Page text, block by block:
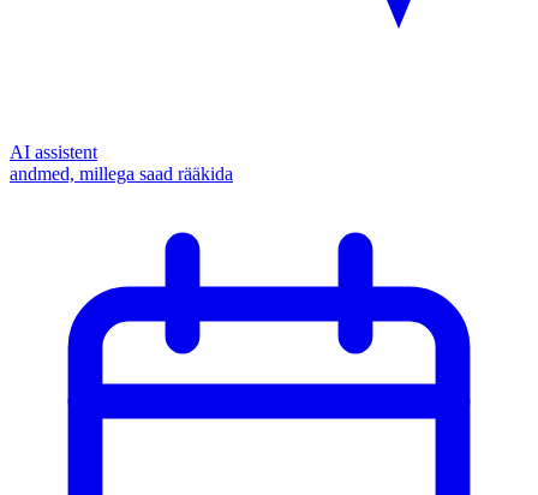
AI assistent
andmed, millega saad rääkida